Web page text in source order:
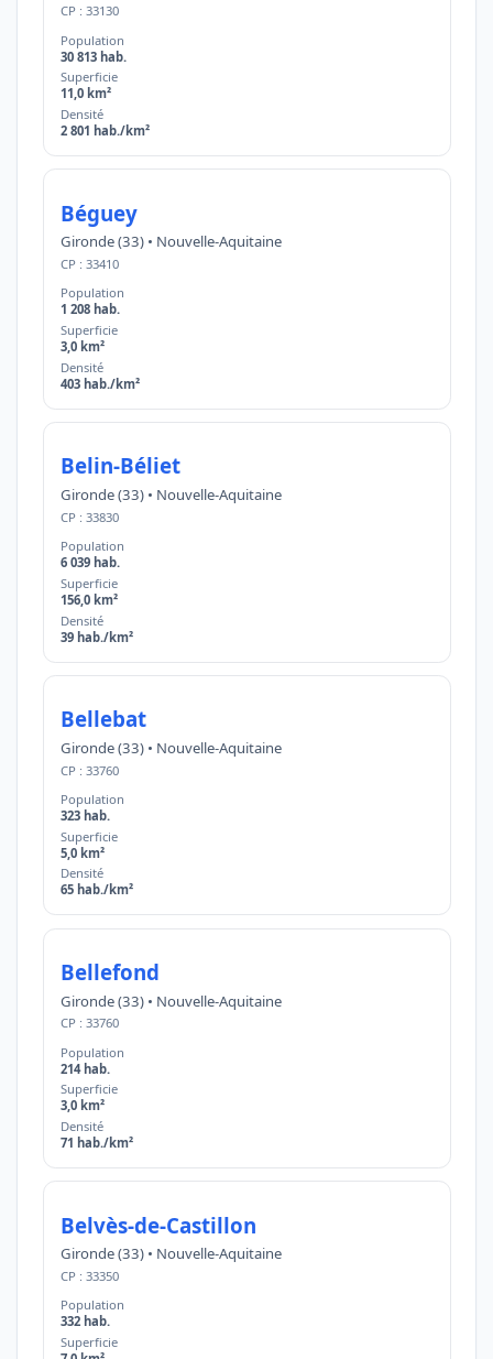
CP : 33130
Population
30 813 hab.
Superficie
11,0 km²
Densité
2 801 hab./km²
Béguey
Gironde (33) • Nouvelle-Aquitaine
CP : 33410
Population
1 208 hab.
Superficie
3,0 km²
Densité
403 hab./km²
Belin-Béliet
Gironde (33) • Nouvelle-Aquitaine
CP : 33830
Population
6 039 hab.
Superficie
156,0 km²
Densité
39 hab./km²
Bellebat
Gironde (33) • Nouvelle-Aquitaine
CP : 33760
Population
323 hab.
Superficie
5,0 km²
Densité
65 hab./km²
Bellefond
Gironde (33) • Nouvelle-Aquitaine
CP : 33760
Population
214 hab.
Superficie
3,0 km²
Densité
71 hab./km²
Belvès-de-Castillon
Gironde (33) • Nouvelle-Aquitaine
CP : 33350
Population
332 hab.
Superficie